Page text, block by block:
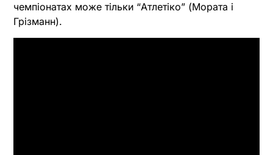
чемпіонатах може тільки “Атлетіко” (Мората і
Грізманн).